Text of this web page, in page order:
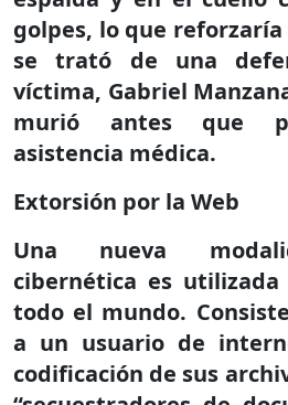
golpes, lo que
se trató de una
víctima, Gabriel
murió antes que
asistencia médica.
Extorsión por la Web
Una nueva
cibernética es
todo el mundo.
a un usuario de
codificación de sus